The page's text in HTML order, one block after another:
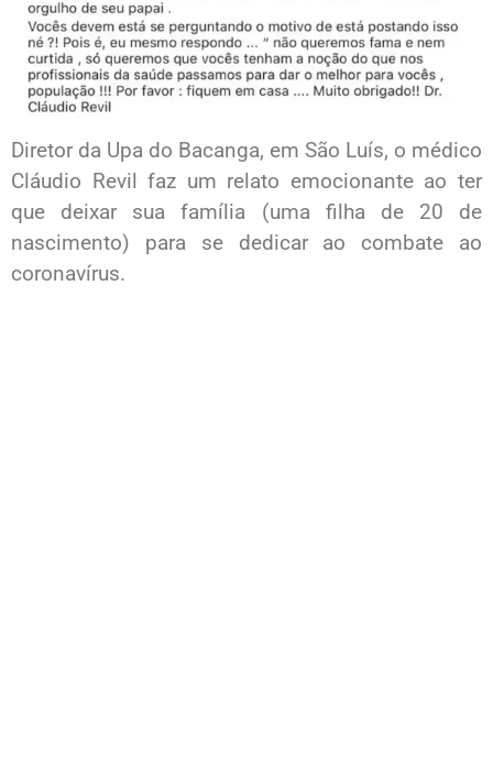
Diretor da Upa do Bacanga, em São Luís, o médico
Cláudio Revil faz um relato emocionante ao ter
que deixar sua família (uma filha de 20 de
nascimento) para se dedicar ao combate ao
coronavírus.